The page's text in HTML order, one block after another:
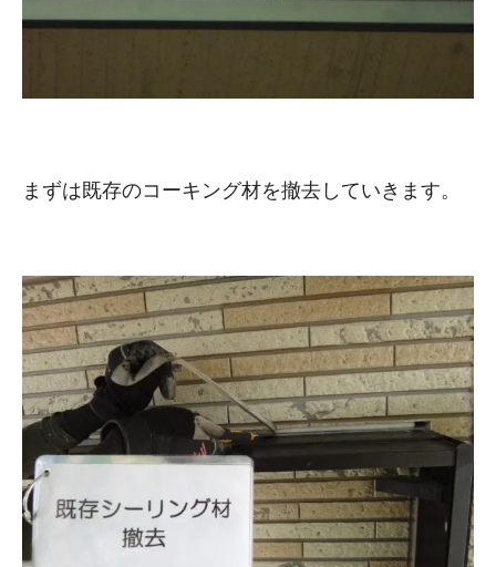
まずは既存のコーキング材を撤去していきます。